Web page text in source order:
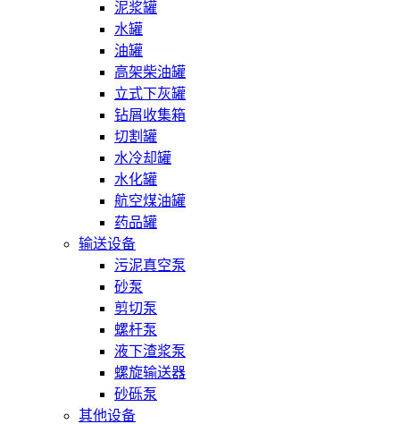
泥浆罐
水罐
油罐
高架柴油罐
立式下灰罐
钻屑收集箱
切割罐
水冷却罐
水化罐
航空煤油罐
药品罐
输送设备
污泥真空泵
砂泵
剪切泵
螺杆泵
液下渣浆泵
螺旋输送器
砂砾泵
其他设备